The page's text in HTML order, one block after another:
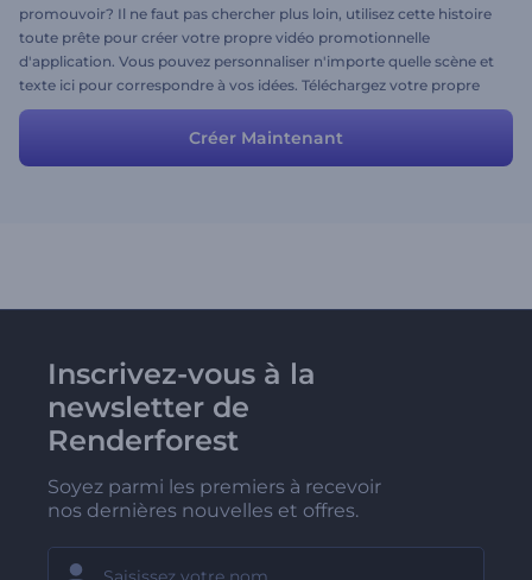
promouvoir? Il ne faut pas chercher plus loin, utilisez cette histoire
toute prête pour créer votre propre vidéo promotionnelle
d'application. Vous pouvez personnaliser n'importe quelle scène et
texte ici pour correspondre à vos idées. Téléchargez votre propre
média, tapez vos propres textes et surprenez votre public avec les
personnages et scènes charmants de votre vidéo.
Créer Maintenant
Inscrivez-vous à la
newsletter de
Renderforest
Soyez parmi les premiers à recevoir
nos dernières nouvelles et offres.